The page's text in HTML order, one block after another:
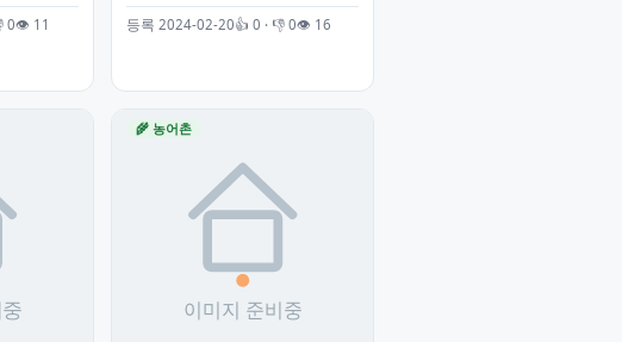
0👁 11 등록 2024-02-20👍 0 · 👎 0👁 16
🌾 농어촌